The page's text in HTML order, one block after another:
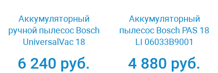
Аккумуляторный
ручной пылесос Bosch
UniversalVac 18
6 240 руб.
Аккумуляторный
пылесос Bosch PAS 18
LI 06033B9001
4 880 руб.